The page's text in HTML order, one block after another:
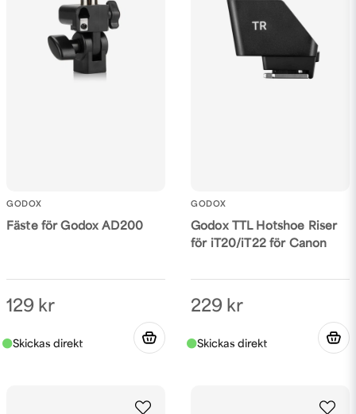
GODOX
Fäste för Godox AD200
129 kr
GODOX
Godox TTL Hotshoe Riser
för iT20/iT22 för Canon
229 kr